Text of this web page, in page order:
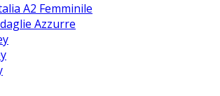
A2 Femminile
Azzurre